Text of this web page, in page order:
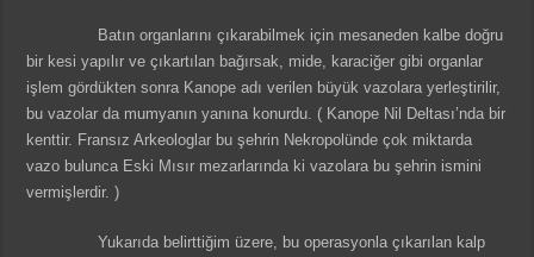
Batın organlarını çıkarabilmek için mesaneden kalbe doğru
bir kesi yapılır ve çıkartılan bağırsak, mide, karaciğer gibi organlar
işlem gördükten sonra Kanope adı verilen büyük vazolara yerleştirilir,
bu vazolar da mumyanın yanına konurdu. ( Kanope Nil Deltası’nda bir
kenttir. Fransız Arkeologlar bu şehrin Nekropolünde çok miktarda
vazo bulunca Eski Mısır mezarlarında ki vazolara bu şehrin ismini
vermişlerdir. )
Yukarıda belirttiğim üzere, bu operasyonla çıkarılan kalp